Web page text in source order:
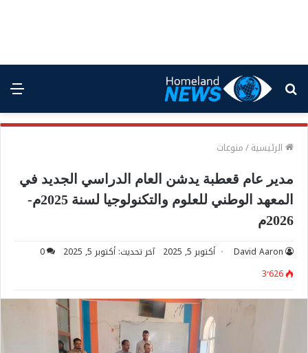
بحث
عن
الرئيسية/منوعات
مدير عام قعطبة يدشن العام الدراسي الجديد في
المعهد الوطني للعلوم والتكنولوجيا لسنة 2025م-
2026م
David Aaron أكتوبر 5, 2025 آخر تحديث: أكتوبر 5, 2025
0
3٬626